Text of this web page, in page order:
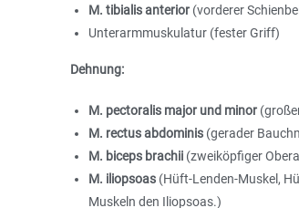
M. tibialis anterior (vorderer
Unterarmmuskulatur (fester Griff)
Dehnung:
M. pectoralis major und minor
M. rectus abdominis (gerader
M. biceps brachii (zweiköpfiger
M. iliopsoas (Hüft-Lenden-Muskel,
Muskeln den Iliopsoas.)